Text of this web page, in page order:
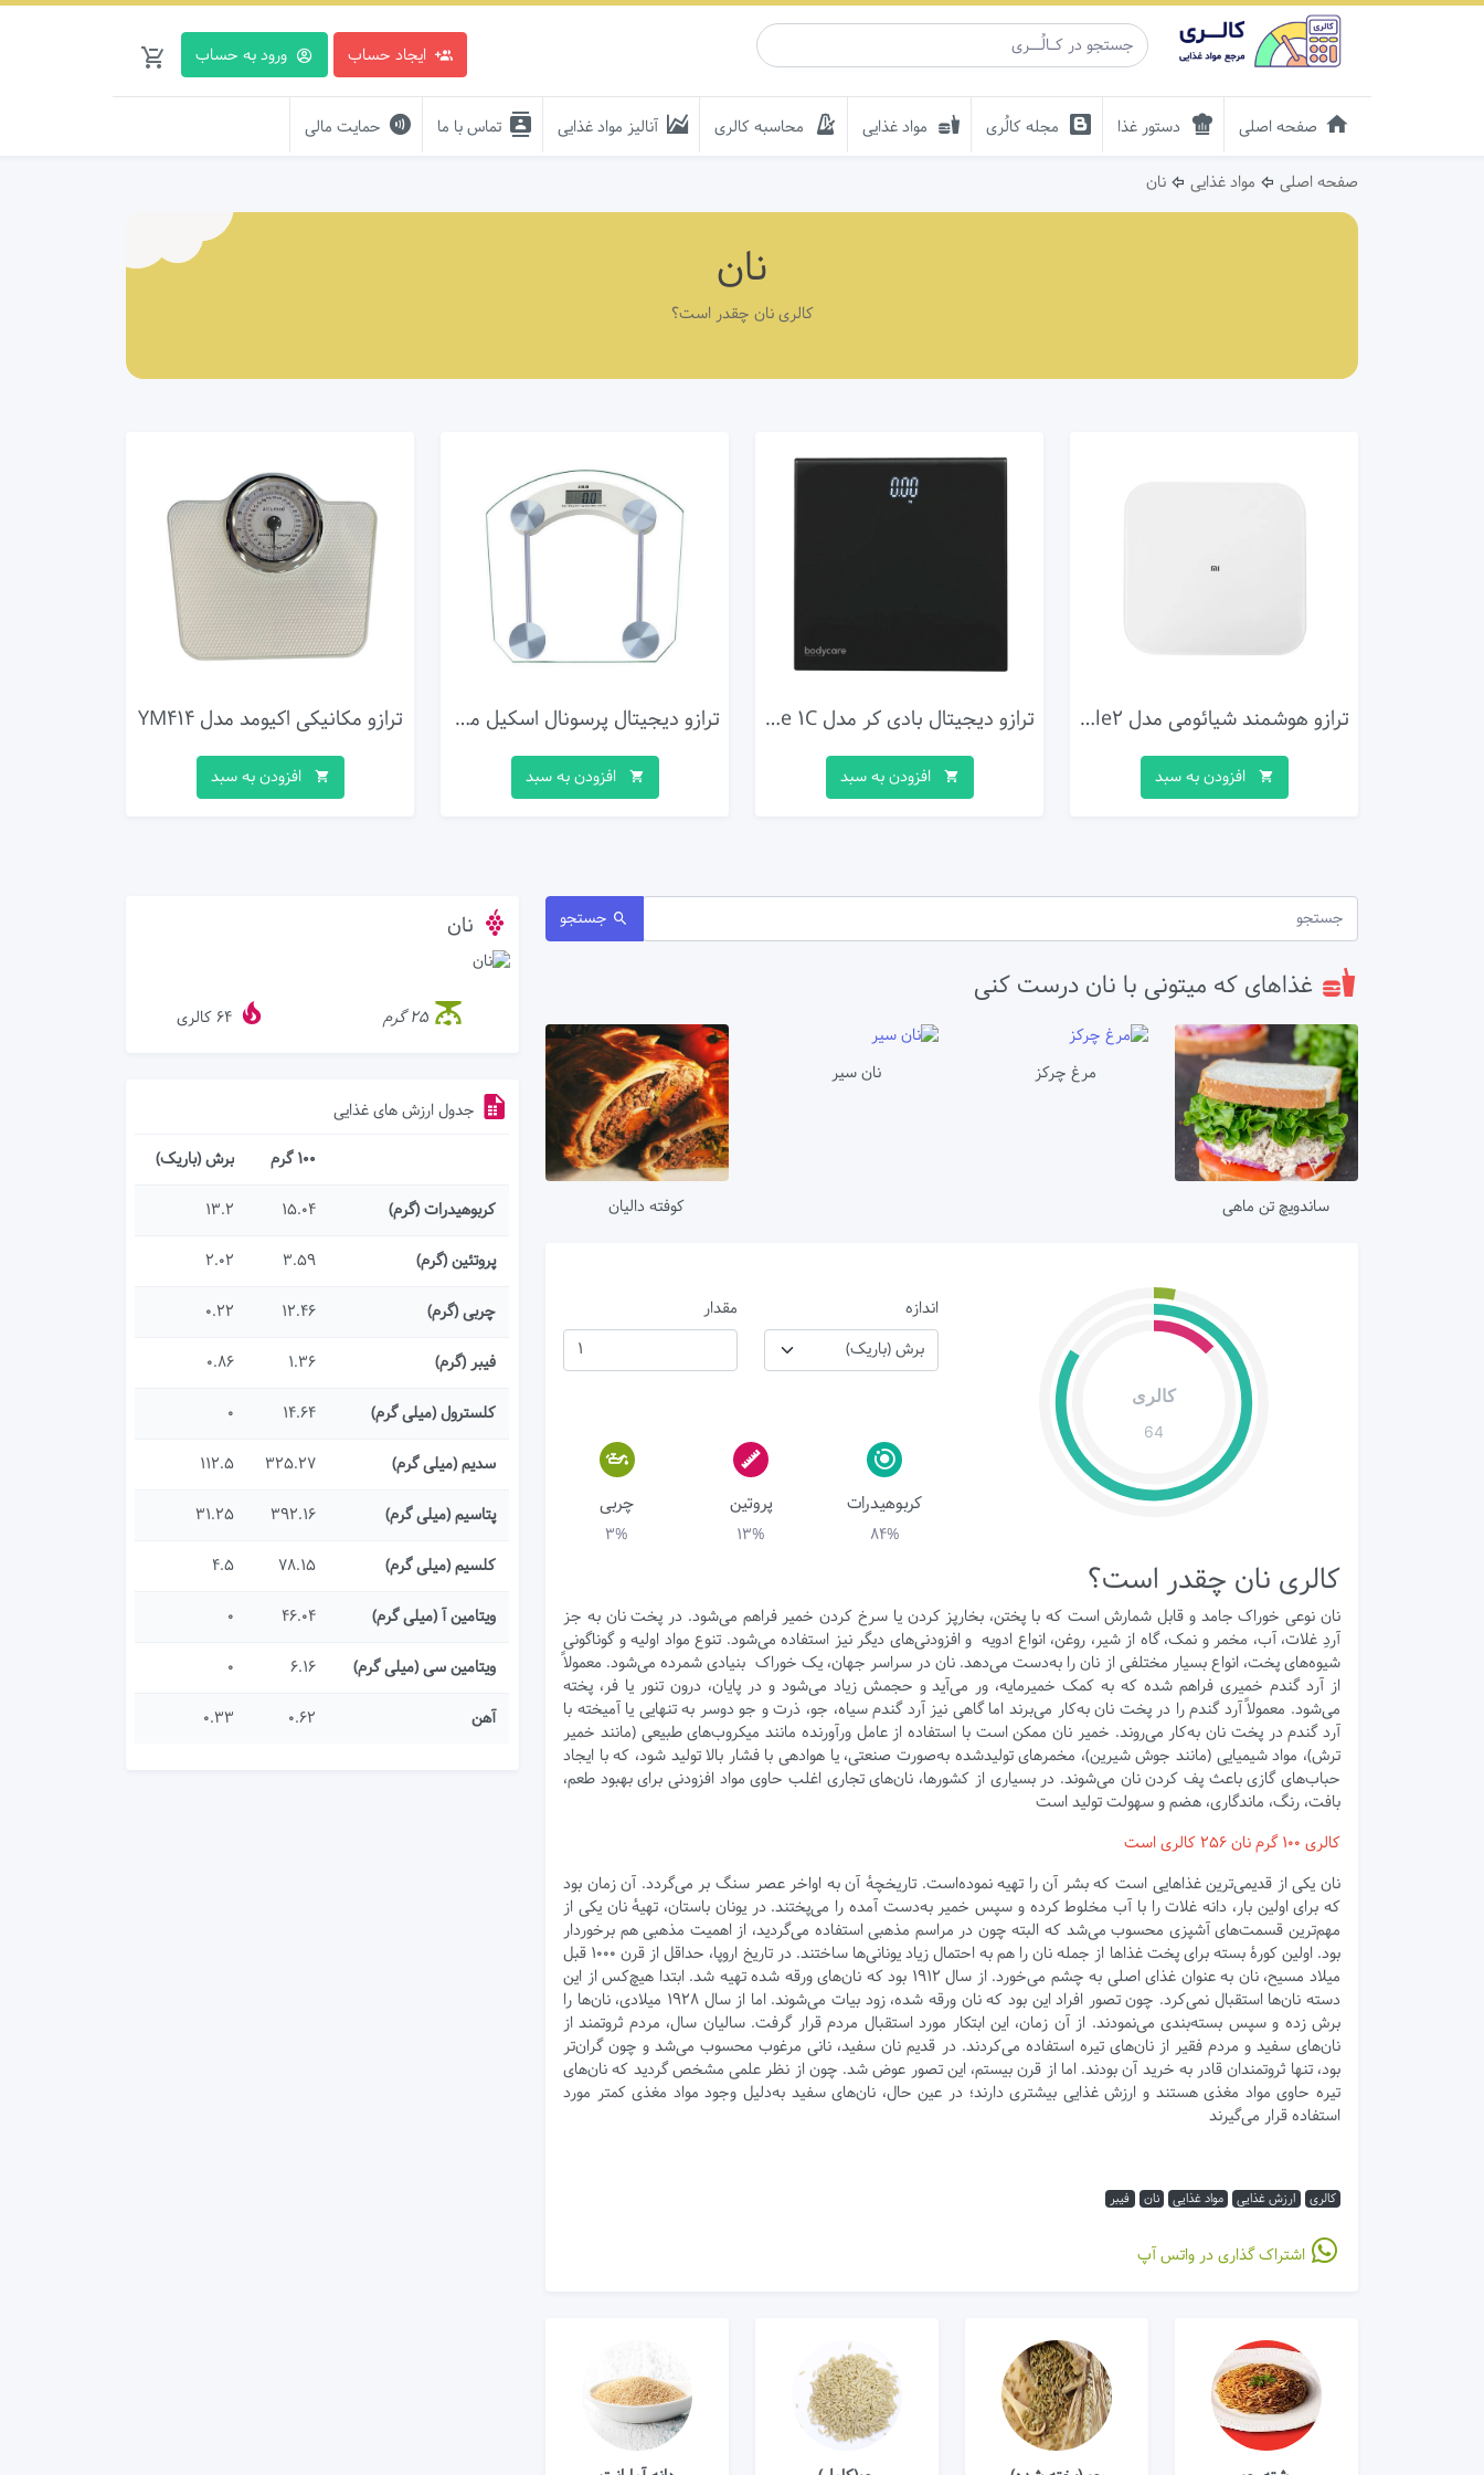
ورود به حساب ایجاد حساب
صفحه اصلی دستور غذا مجله کالُری مواد غذایی محاسبه کالری آنالیز مواد غذایی تماس با ما حمایت مالی
صفحه اصلی مواد غذایی نان
نان
کالری نان چقدر است؟
ترازو هوشمند شیائومی مدل Mi-Smart-Scale2
افزودن به سبد
ترازو دیجیتال بادی کر مدل Lite 1C
افزودن به سبد
ترازو دیجیتال پرسونال اسکیل مدل 2003B
افزودن به سبد
ترازو مکانیکی اکیومد مدل YM414
افزودن به سبد
جستجو
غذاهای که میتونی با نان درست کنی
ساندویچ تن ماهی
مرغ چرکز نان سیر
کوفته دالیان
کالری
64
اندازه مقدار
کربوهیدرات
84%
پروتین
13%
چربی
3%
کالری نان چقدر است؟
نان نوعی خوراک جامد و قابل شمارش است که با پختن، بخارپز کردن یا سرخ کردن خمیر فراهم می‌شود. در پخت نان به جز
آردِ غلات، آب، مخمر و نمک، گاه از شیر، روغن، انواع ادویه و افزودنی‌های دیگر نیز استفاده می‌شود. تنوع مواد اولیه و گوناگونی
شیوه‌های پخت، انواع بسیار مختلفی از نان را به‌دست می‌دهد. نان در سراسر جهان، یک خوراک بنیادی شمرده می‌شود. معمولاً
از آرد گندم خمیری فراهم شده که به کمک خمیرمایه، ور می‌آید و حجمش زیاد می‌شود و در پایان، درون تنور یا فر، پخته
می‌شود. معمولاً آرد گندم را در پخت نان به‌کار می‌برند اما گاهی نیز آرد گندم سیاه، جو، ذرت و جو دوسر به تنهایی یا آمیخته با
آرد گندم در پخت نان به‌کار می‌روند. خمیر نان ممکن است با استفاده از عامل ورآورنده مانند میکروب‌های طبیعی (مانند خمیر
ترش)، مواد شیمیایی (مانند جوش شیرین)، مخمرهای تولیدشده به‌صورت صنعتی، یا هوادهی با فشار بالا تولید شود، که با ایجاد
حباب‌های گازی باعث پف کردن نان می‌شوند. در بسیاری از کشورها، نان‌های تجاری اغلب حاوی مواد افزودنی برای بهبود طعم،
بافت، رنگ، ماندگاری، هضم و سهولت تولید است
کالری 100 گرم نان 256 کالری است
نان یکی از قدیمی‌ترین غذاهایی است که بشر آن را تهیه نموده‌است. تاریخچهٔ آن به اواخر عصر سنگ بر می‌گردد. آن زمان بود
که برای اولین بار، دانه غلات را با آب مخلوط کرده و سپس خمیر به‌دست آمده را می‌پختند. در یونان باستان، تهیهٔ نان یکی از
مهم‌ترین قسمت‌های آشپزی محسوب می‌شد که البته چون در مراسم مذهبی استفاده می‌گردید، از اهمیت مذهبی هم برخوردار
بود. اولین کورهٔ بسته برای پخت غذاها از جمله نان را هم به احتمال زیاد یونانی‌ها ساختند. در تاریخ اروپا، حداقل از قرن ۱۰۰۰ قبل
میلاد مسیح، نان به عنوان غذای اصلی به چشم می‌خورد. از سال ۱۹۱۲ بود که نان‌های ورقه شده تهیه شد. ابتدا هیچ‌کس از این
دسته نان‌ها استقبال نمی‌کرد. چون تصور افراد این بود که نان ورقه شده، زود بیات می‌شوند. اما از سال ۱۹۲۸ میلادی، نان‌ها را
برش زده و سپس بسته‌بندی می‌نمودند. از آن زمان، این ابتکار مورد استقبال مردم قرار گرفت. سالیان سال، مردم ثروتمند از
نان‌های سفید و مردم فقیر از نان‌های تیره استفاده می‌کردند. در قدیم نان سفید، نانی مرغوب محسوب می‌شد و چون گران‌تر
بود، تنها ثروتمندان قادر به خرید آن بودند. اما از قرن بیستم، این تصور عوض شد. چون از نظر علمی مشخص گردید که نان‌های
تیره حاوی مواد مغذی هستند و ارزش غذایی بیشتری دارند؛ در عین حال، نان‌های سفید به‌دلیل وجود مواد مغذی کمتر مورد
استفاده قرار می‌گیرند
کالری ارزش غذایی مواد غذایی نان فیبر
اشتراک گذاری در واتس آپ
نان
25 گرم 64کالری
جدول ارزش های غذایی
100 گرم
برش (باریک)
کربوهیدرات (گرم)
15.04
13.2
پروتئین (گرم)
3.59
2.02
چربی (گرم)
12.46
0.22
فیبر (گرم)
1.36
0.86
کلسترول (میلی گرم)
14.64
0
سدیم (میلی گرم)
325.27
112.5
پتاسیم (میلی گرم)
392.16
31.25
کلسیم (میلی گرم)
78.15
4.5
ویتامین آ (میلی گرم)
46.04
0
ویتامین سی (میلی گرم)
6.16
0
آهن
0.62
0.33